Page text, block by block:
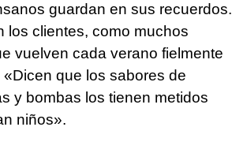
guardan en sus recuerdos.
los clientes, como muchos
vuelven cada verano fielmente
que los sabores de
y bombas los tienen metidos
niños».